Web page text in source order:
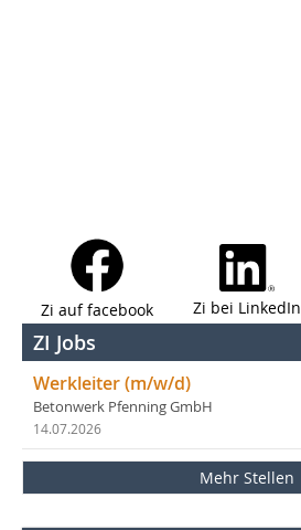
Zi auf facebook Zi bei LinkedIn
ZI Jobs
Werkleiter (m/w/d)
Betonwerk Pfenning GmbH
14.07.2026
Mehr Stellen